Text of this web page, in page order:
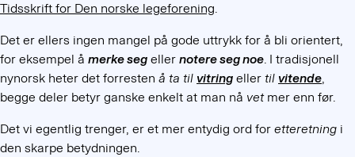
Tidsskrift for Den norske legeforening.
Det er ellers ingen mangel på gode uttrykk for å bli orientert,
for eksempel å merke seg eller notere seg noe. I tradisjonell
nynorsk heter det forresten å ta til vitring eller til vitende,
begge deler betyr ganske enkelt at man nå vetmer enn før.
Det vi egentlig trenger, er et mer entydig ord for etteretning i
den skarpe betydningen.